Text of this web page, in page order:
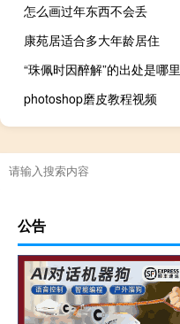
怎么画过年东西不会丢
康苑居适合多大年龄居住
“珠佩时因醉解”的出处是哪里
photoshop磨皮教程视频
公告